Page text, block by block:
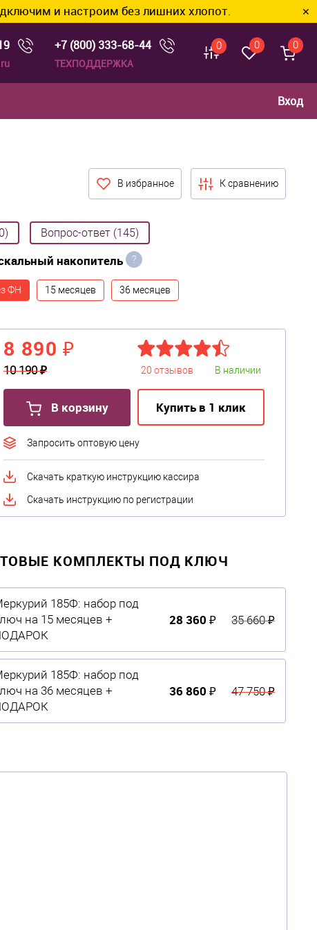
без лишних хлопот. ✕
+7 (800) 333-68-44
ТЕХПОДДЕРЖКА
0 0 0
Вход
В избранное К сравнению
Вопрос-ответ (145)
накопитель ?
ФН 15 месяцев 36 месяцев
8 890 ₽
10 190 ₽ 20 отзывов В наличии
В корзину Купить в 1 клик
Запросить оптовую цену
Скачать краткую инструкцию кассира
Скачать инструкцию по регистрации
КОМПЛЕКТЫ ПОД КЛЮЧ
185Ф: набор под
на 15 месяцев +
28 360 ₽ 35 660 ₽
185Ф: набор под
на 36 месяцев +
36 860 ₽ 47 750 ₽